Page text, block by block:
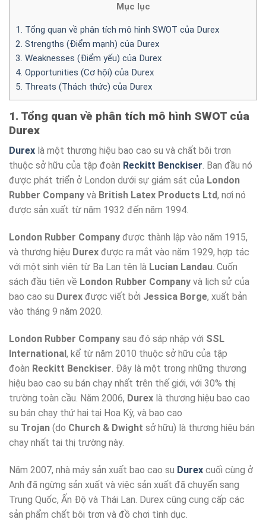
Mục lục
1. Tổng quan về phân tích mô hình SWOT của Durex
2. Strengths (Điểm mạnh) của Durex
3. Weaknesses (Điểm yếu) của Durex
4. Opportunities (Cơ hội) của Durex
5. Threats (Thách thức) của Durex
1. Tổng quan về phân tích mô hình SWOT của
Durex
Durex là một thương hiệu bao cao su và chất bôi trơn
thuộc sở hữu của tập đoàn Reckitt Benckiser. Ban đầu nó
được phát triển ở London dưới sự giám sát của London
Rubber Company và British Latex Products Ltd, nơi nó
được sản xuất từ năm 1932 đến năm 1994.
London Rubber Company được thành lập vào năm 1915,
và thương hiệu Durex được ra mắt vào năm 1929, hợp tác
với một sinh viên từ Ba Lan tên là Lucian Landau. Cuốn
sách đầu tiên về London Rubber Company và lịch sử của
bao cao su Durex được viết bởi Jessica Borge, xuất bản
vào tháng 9 năm 2020.
London Rubber Company sau đó sáp nhập với SSL
International, kể từ năm 2010 thuộc sở hữu của tập
đoàn Reckitt Benckiser. Đây là một trong những thương
hiệu bao cao su bán chạy nhất trên thế giới, với 30% thị
trường toàn cầu. Năm 2006, Durex là thương hiệu bao cao
su bán chạy thứ hai tại Hoa Kỳ, và bao cao
su Trojan (do Church & Dwight sở hữu) là thương hiệu bán
chạy nhất tại thị trường này.
Năm 2007, nhà máy sản xuất bao cao su Durex cuối cùng ở
Anh đã ngừng sản xuất và việc sản xuất đã chuyển sang
Trung Quốc, Ấn Độ và Thái Lan. Durex cũng cung cấp các
sản phẩm chất bôi trơn và đồ chơi tình dục.